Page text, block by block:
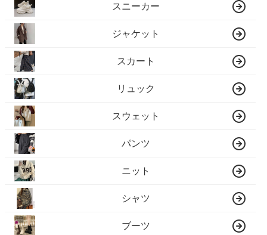
スニーカー
ジャケット
スカート
リュック
スウェット
パンツ
ニット
シャツ
ブーツ